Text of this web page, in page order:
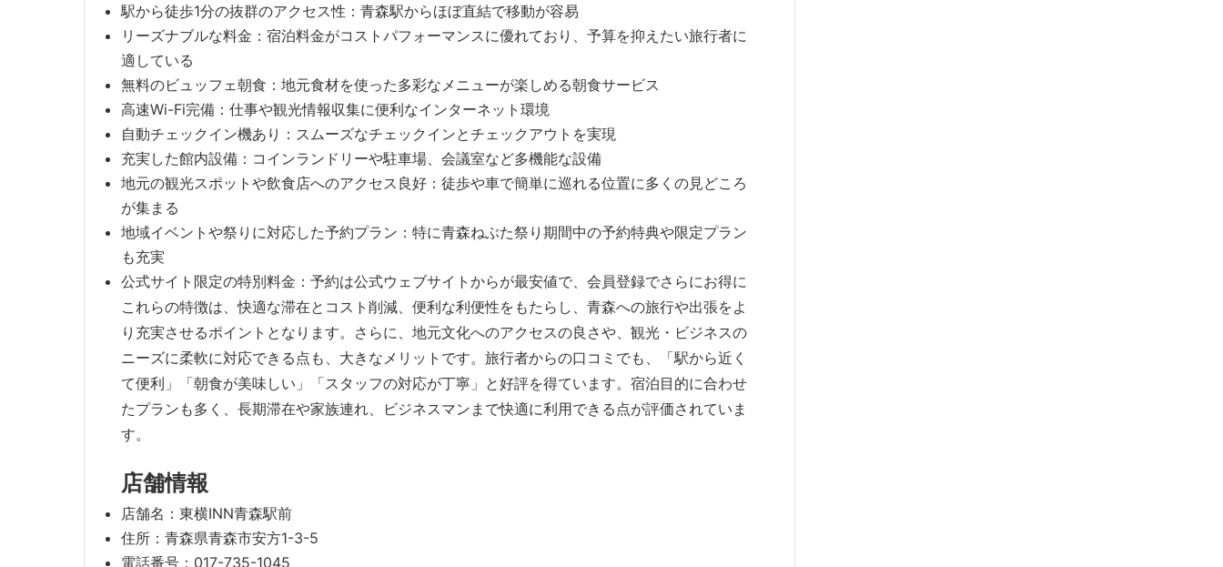
駅から徒歩1分の抜群のアクセス性：青森駅からほぼ直結で移動が容易
リーズナブルな料金：宿泊料金がコストパフォーマンスに優れており、予算を抑えたい旅行者に
適している
無料のビュッフェ朝食：地元食材を使った多彩なメニューが楽しめる朝食サービス
高速Wi-Fi完備：仕事や観光情報収集に便利なインターネット環境
自動チェックイン機あり：スムーズなチェックインとチェックアウトを実現
充実した館内設備：コインランドリーや駐車場、会議室など多機能な設備
地元の観光スポットや飲食店へのアクセス良好：徒歩や車で簡単に巡れる位置に多くの見どころ
が集まる
地域イベントや祭りに対応した予約プラン：特に青森ねぶた祭り期間中の予約特典や限定プラン
も充実
公式サイト限定の特別料金：予約は公式ウェブサイトからが最安値で、会員登録でさらにお得に
これらの特徴は、快適な滞在とコスト削減、便利な利便性をもたらし、青森への旅行や出張をよ
り充実させるポイントとなります。さらに、地元文化へのアクセスの良さや、観光・ビジネスの
ニーズに柔軟に対応できる点も、大きなメリットです。旅行者からの口コミでも、「駅から近く
て便利」「朝食が美味しい」「スタッフの対応が丁寧」と好評を得ています。宿泊目的に合わせ
たプランも多く、長期滞在や家族連れ、ビジネスマンまで快適に利用できる点が評価されていま
す。
店舗情報
店舗名：東横INN青森駅前
住所：青森県青森市安方1-3-5
電話番号：017-735-1045